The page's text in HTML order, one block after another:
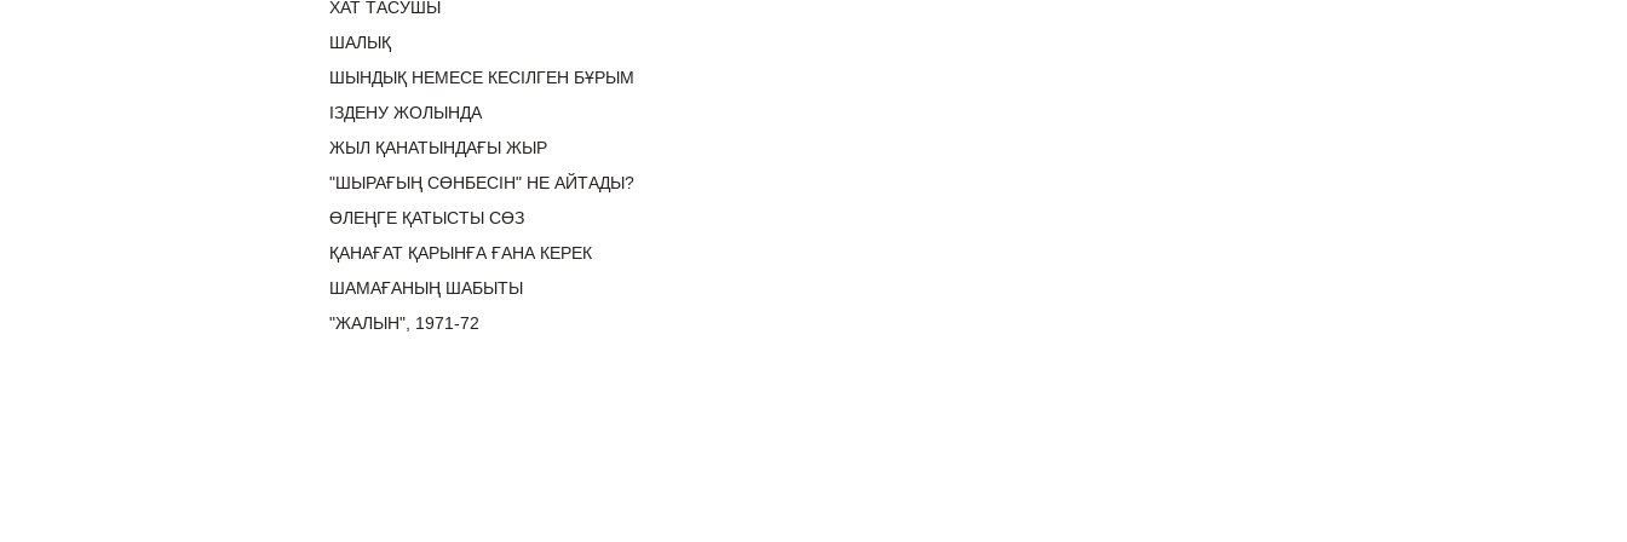
ХАТ ТАСУШЫ
ШАЛЫҚ
ШЫНДЫҚ НЕМЕСЕ КЕСІЛГЕН БҰРЫМ
ІЗДЕНУ ЖОЛЫНДА
ЖЫЛ ҚАНАТЫНДАҒЫ ЖЫР
"ШЫРАҒЫҢ СӨНБЕСІН" НЕ АЙТАДЫ?
ӨЛЕҢГЕ ҚАТЫСТЫ СӨЗ
ҚАНАҒАТ ҚАРЫНҒА ҒАНА КЕРЕК
ШАМАҒАНЫҢ ШАБЫТЫ
"ЖАЛЫН", 1971-72